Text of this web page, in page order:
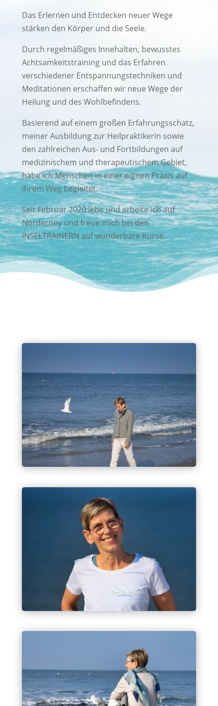
Das Erlernen und Entdecken neuer Wege
stärken den Körper und die Seele.
Durch regelmäßiges Innehalten, bewusstes
Achtsamkeitstraining und das Erfahren
verschiedener Entspannungstechniken und
Meditationen erschaffen wir neue Wege der
Heilung und des Wohlbefindens.
Basierend auf einem großen Erfahrungsschatz,
meiner Ausbildung zur Heilpraktikerin sowie
den zahlreichen Aus- und Fortbildungen auf
medizinischem und therapeutischem Gebiet,
habe ich Menschen in einer eignen Praxis auf
ihrem Weg begleitet.
Seit Februar 2020 lebe und arbeite ich auf
Norderney und freue mich bei den
INSELTRAINERN auf wunderbare Kurse.